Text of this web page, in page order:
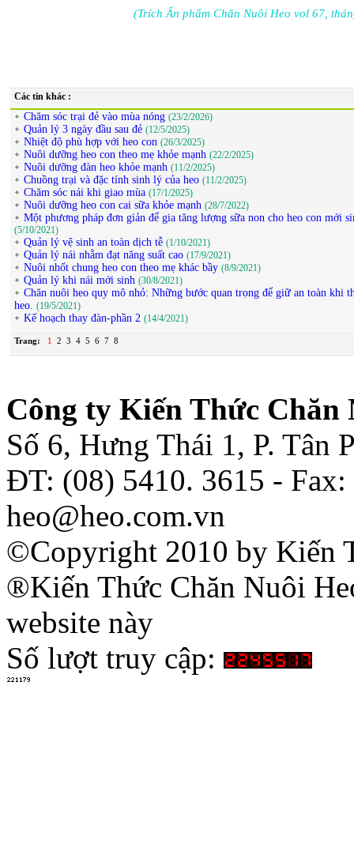
(Trích Ấn phẩm Chăn Nuôi Heo vol 67,
Các tin khác :
Chăm sóc trại đẻ vào mùa nóng (23/2/2026)
Quản lý 3 ngày đầu sau đẻ (12/5/2025)
Nhiệt độ phù hợp với heo con (26/3/2025)
Nuôi dưỡng heo con theo mẹ khỏe mạnh (22/2/2025)
Nuôi dưỡng đàn heo khỏe mạnh (11/2/2025)
Chuồng trại và đặc tính sinh lý của heo (11/2/2025)
Chăm sóc nái khi giao mùa (17/1/2025)
Nuôi dưỡng heo con cai sữa khỏe mạnh (28/7/2022)
Một phương pháp đơn giản để gia tăng lượng sữa non cho heo con mới
(5/10/2021)
Quản lý vệ sinh an toàn dịch tễ (1/10/2021)
Quản lý nái nhằm đạt năng suất cao (17/9/2021)
Nuôi nhốt chung heo con theo mẹ khác bầy (8/9/2021)
Quản lý khi nái mới sinh (30/8/2021)
Chăn nuôi heo quy mô nhỏ: Những bước quan trọng để giữ an toàn khi
heo. (19/5/2021)
Kế hoạch thay đàn-phần 2 (14/4/2021)
Trang: 1 2 3 4 5 6 7 8
Công ty Kiến Thức Chăn
Số 6, Hưng Thái 1, P. Tân
ĐT: (08) 5410. 3615 -
heo@heo.com.vn
©Copyright 2010 by Kiến
®Kiến Thức Chăn Nuôi
website này
Số lượt truy cập: